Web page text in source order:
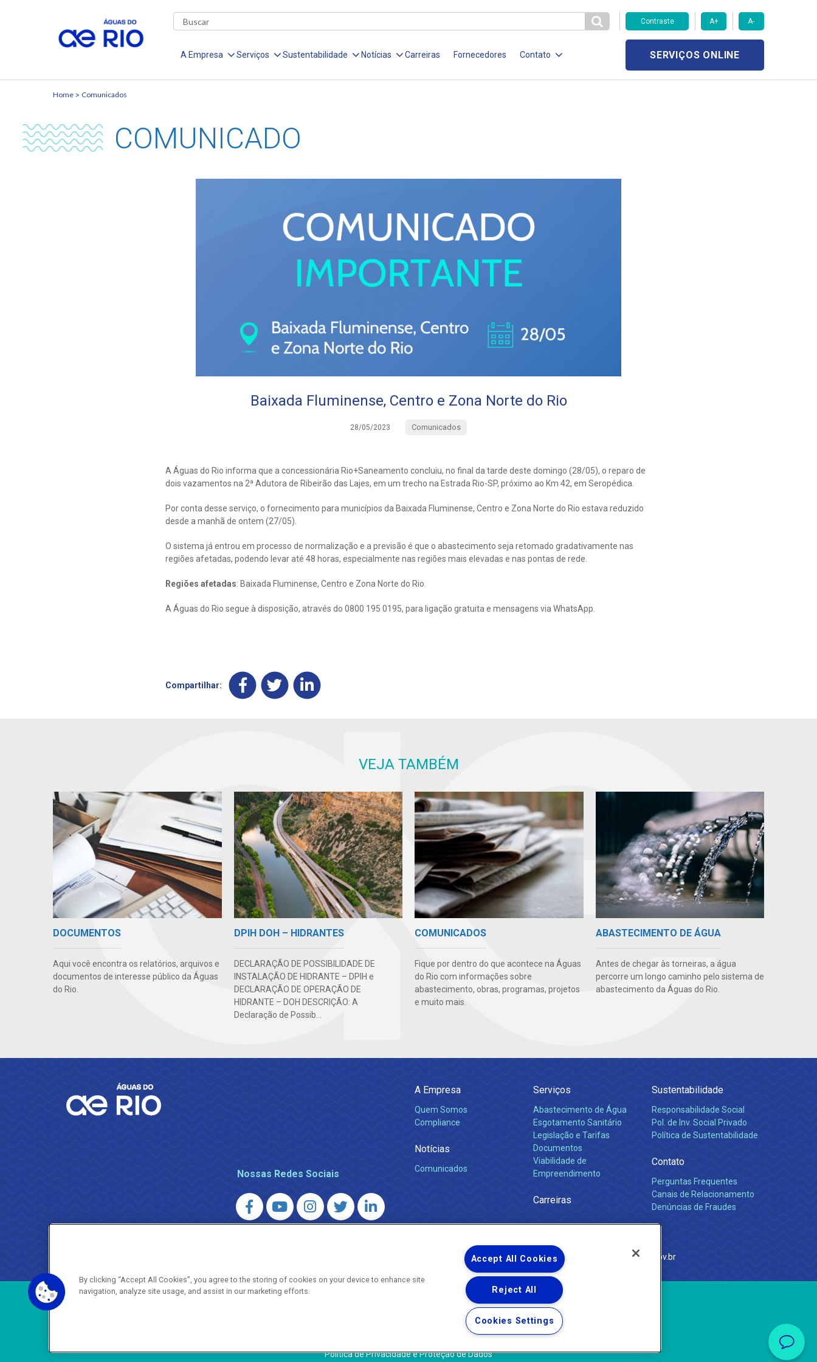
Contraste A+ A-
A Empresa Serviços Sustentabilidade Notícias Carreiras Fornecedores Contato SERVIÇOS ONLINE
Home Comunicados
COMUNICADO
Baixada Fluminense, Centro e Zona Norte do Rio
28/05/2023 Comunicados
A Águas do Rio informa que a concessionária Rio+Saneamento concluiu, no final da tarde deste domingo (28/05), o reparo de
dois vazamentos na 2ª Adutora de Ribeirão das Lajes, em um trecho na Estrada Rio-SP, próximo ao Km 42, em Seropédica.
Por conta desse serviço, o fornecimento para municípios da Baixada Fluminense, Centro e Zona Norte do Rio estava reduzido
desde a manhã de ontem (27/05).
O sistema já entrou em processo de normalização e a previsão é que o abastecimento seja retomado gradativamente nas
regiões afetadas, podendo levar até 48 horas, especialmente nas regiões mais elevadas e nas pontas de rede.
Regiões afetadas:​ Baixada Fluminense, Centro e Zona Norte do Rio.
A Águas do Rio segue à disposição, através do 0800 195 0195, para ligação gratuita e mensagens via WhatsApp.
Compartilhar:
VEJA TAMBÉM
DOCUMENTOS
Aqui você encontra os relatórios, arquivos e
documentos de interesse público da Águas
do Rio.
DPIH DOH – HIDRANTES
DECLARAÇÃO DE POSSIBILIDADE DE
INSTALAÇÃO DE HIDRANTE – DPIH e
DECLARAÇÃO DE OPERAÇÃO DE
HIDRANTE – DOH DESCRIÇÃO: A
Declaração de Possib...
COMUNICADOS
Fique por dentro do que acontece na Águas
do Rio com informações sobre
abastecimento, obras, programas, projetos
e muito mais.
ABASTECIMENTO DE ÁGUA
Antes de chegar às torneiras, a água
percorre um longo caminho pelo sistema de
abastecimento da Águas do Rio.
Nossas Redes Sociais
A Empresa
Quem Somos
Compliance
Notícias
Comunicados
Serviços
Abastecimento de Água
Esgotamento Sanitário
Legislação e Tarifas
Documentos
Viabilidade de
Empreendimento
Carreiras
Sustentabilidade
Responsabilidade Social
Pol. de Inv. Social Privado
Política de Sustentabilidade
Contato
Perguntas Frequentes
Canais de Relacionamento
Denúncias de Fraudes
AGENERSA – Agência Reguladora de Energia e Saneamento do Estado do Rio de Janeiro
ouvidoria.agenersa@gmail.com http://www.agenersa.rj.gov.br
Copyright ® 2026 - Todos os Direitos Reservados.
Política de Privacidade e Proteção de Dados
By clicking “Accept All Cookies”, you agree to the storing of cookies on your device to enhance site
navigation, analyze site usage, and assist in our marketing efforts.
Accept All Cookies
Reject All
Cookies Settings